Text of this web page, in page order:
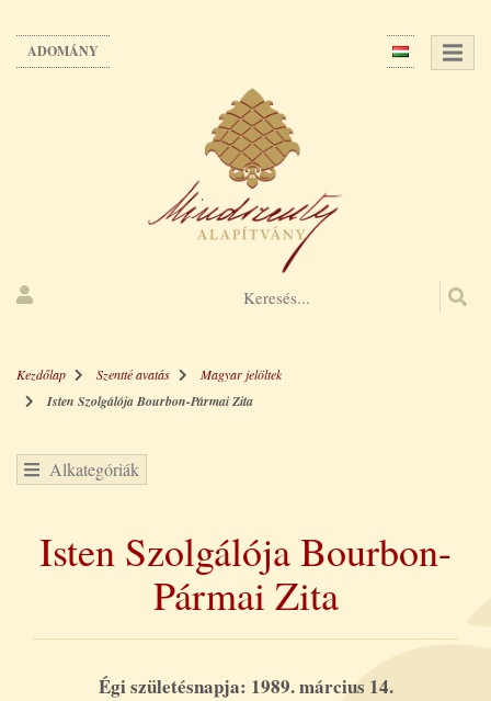
tartalomra
ADOMÁNY
Kezdőlap Szentté avatás Magyar jelöltek
Isten Szolgálója Bourbon-Pármai Zita
Alkategóriák
Isten Szolgálója Bourbon-
Pármai Zita
Égi születésnapja: 1989. március 14.